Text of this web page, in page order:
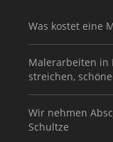
Was kostet eine
Malerarbeiten in
streichen,
Wir nehmen
Schultze